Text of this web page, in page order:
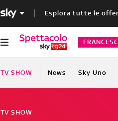
Esplora tutte le
TV SHOW News Sky Uno
TV SHOW